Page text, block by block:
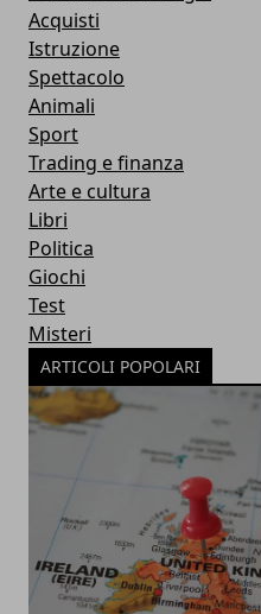
Acquisti
Istruzione
Spettacolo
Animali
Sport
Trading e finanza
Arte e cultura
Libri
Politica
Giochi
Test
Misteri
ARTICOLI POPOLARI